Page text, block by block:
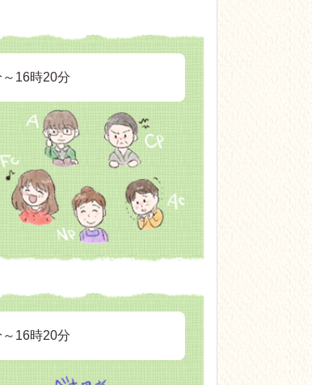
16時20分
16時20分